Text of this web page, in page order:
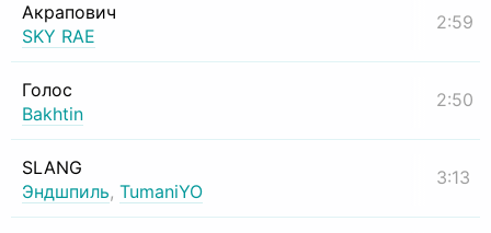
Акрапович
SKY RAE
2:59
Голос
Bakhtin
2:50
SLANG
Эндшпиль, TumaniYO
3:13